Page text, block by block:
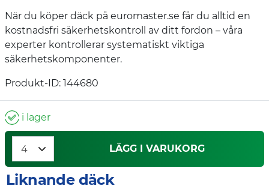
När du köper däck på euromaster.se får du alltid en
kostnadsfri säkerhetskontroll av ditt fordon – våra
experter kontrollerar systematiskt viktiga
säkerhetskomponenter.
Produkt-ID: 144680
i lager
LÄGG I VARUKORG
Liknande däck